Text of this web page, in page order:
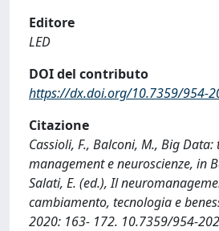
Editore
LED
DOI del contributo
https://dx.doi.org/10.7359/954-
Citazione
Cassioli, F., Balconi, M., Big
management e neuroscienze, in
Salati, E. (ed.), Il
cambiamento, tecnologia e
2020: 163- 172. 10.7359/954-